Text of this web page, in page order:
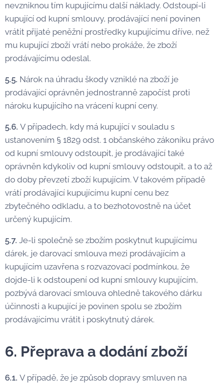
nevzniknou tím kupujícímu další náklady. Odstoupí-li
kupující od kupní smlouvy, prodávající není povinen
vrátit přijaté peněžní prostředky kupujícímu dříve, než
mu kupující zboží vrátí nebo prokáže, že zboží
prodávajícímu odeslal.
5.5. Nárok na úhradu škody vzniklé na zboží je
prodávající oprávněn jednostranně započíst proti
nároku kupujícího na vrácení kupní ceny.
5.6. V případech, kdy má kupující v souladu s
ustanovením § 1829 odst. 1 občanského zákoníku právo
od kupní smlouvy odstoupit, je prodávající také
oprávněn kdykoliv od kupní smlouvy odstoupit, a to až
do doby převzetí zboží kupujícím. V takovém případě
vrátí prodávající kupujícímu kupní cenu bez
zbytečného odkladu, a to bezhotovostně na účet
určený kupujícím.
5.7. Je-li společně se zbožím poskytnut kupujícímu
dárek, je darovací smlouva mezi prodávajícím a
kupujícím uzavřena s rozvazovací podmínkou, že
dojde-li k odstoupení od kupní smlouvy kupujícím,
pozbývá darovací smlouva ohledně takového dárku
účinnosti a kupující je povinen spolu se zbožím
prodávajícímu vrátit i poskytnutý dárek.
6. Přeprava a dodání zboží
6.1. V případě, že je způsob dopravy smluven na